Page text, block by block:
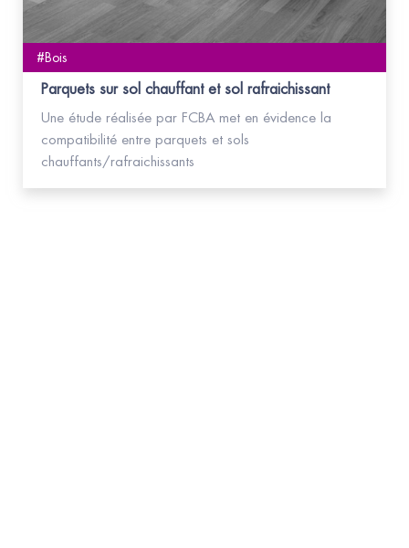
#Bois
Parquets sur sol chauffant et sol rafraichissant
Une étude réalisée par FCBA met en évidence la
compatibilité entre parquets et sols
chauffants/rafraichissants